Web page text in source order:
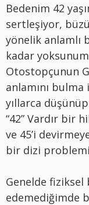
Bedenim 42
sertleşiyor,
yönelik anlamlı
kadar
Otostopçunun
anlamını
yıllarca
“42” Vardır bir
ve 45’i
bir dizi
Genelde fiziksel
edemediğimde